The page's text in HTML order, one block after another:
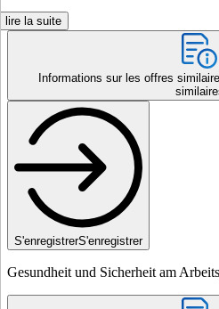
lire la suite
Informations sur les offres
S'enregistrerS'enregistrer
Gesundheit und Sicherheit am